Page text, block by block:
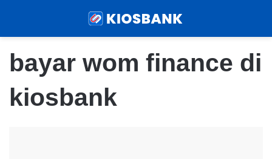
bayar wom finance di
kiosbank